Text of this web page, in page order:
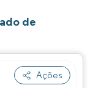
de
Ações